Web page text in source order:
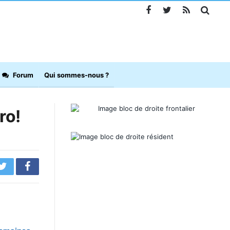
Forum Qui sommes-nous ?